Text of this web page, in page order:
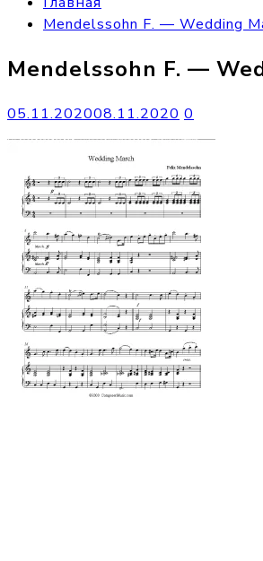
Mendelssohn F. — Wedding
Mendelssohn F. —
05.11.202008.11.2020 0